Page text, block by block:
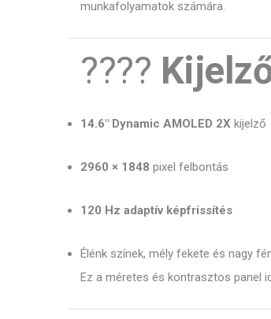
munkafolyamatok számára.
????
14.6″ Dynamic AMOLED 2X kijelző
2960 × 1848 pixel felbontás
120 Hz adaptív képfrissítés
Élénk színek, mély fekete és nagy
Ez a méretes és kontrasztos panel